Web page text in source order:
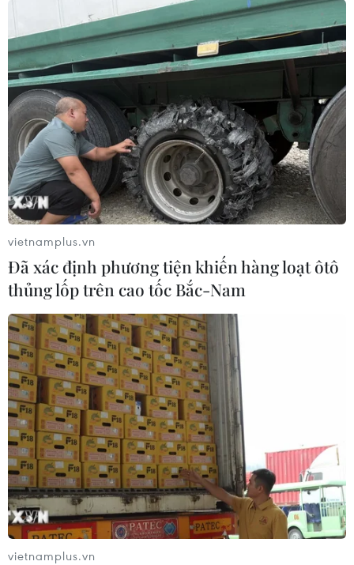
vietnamplus.vn
Đã xác định phương tiện khiến hàng loạt ôtô
thủng lốp trên cao tốc Bắc-Nam
vietnamplus.vn